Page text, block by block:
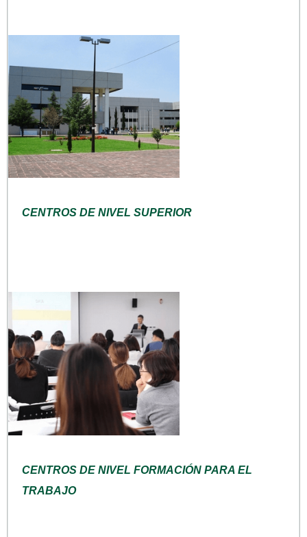
CENTROS DE NIVEL SUPERIOR
CENTROS DE NIVEL FORMACIÓN PARA EL
TRABAJO